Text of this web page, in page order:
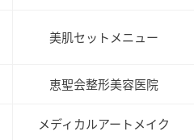
美肌セットメニュー
恵聖会整形美容医院
メディカルアートメイク